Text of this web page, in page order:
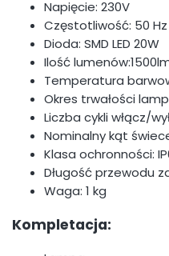
Napięcie: 230V
Częstotliwość: 50 Hz
Dioda: SMD LED 20W
Ilość
Temperatura
Okres trwałości
Liczba cykli włącz/
Nominalny kąt
Klasa ochronności:
Długość przewodu
Waga: 1 kg
Kompletacja: